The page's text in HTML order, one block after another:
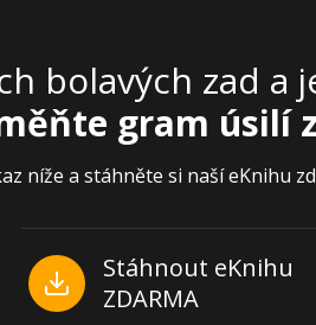
bolavých zad a
gram úsilí
níže a stáhněte si naší eKnihu
Stáhnout eKnihu
ZDARMA